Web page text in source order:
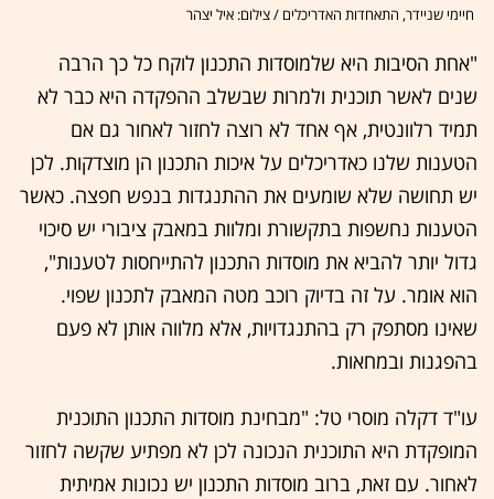
חיימי שניידר, התאחדות האדריכלים / צילום: איל יצהר
"אחת הסיבות היא שלמוסדות התכנון לוקח כל כך הרבה
שנים לאשר תוכנית ולמרות שבשלב ההפקדה היא כבר לא
תמיד רלוונטית, אף אחד לא רוצה לחזור לאחור גם אם
הטענות שלנו כאדריכלים על איכות התכנון הן מוצדקות. לכן
יש תחושה שלא שומעים את ההתנגדות בנפש חפצה. כאשר
הטענות נחשפות בתקשורת ומלוות במאבק ציבורי יש סיכוי
גדול יותר להביא את מוסדות התכנון להתייחסות לטענות",
הוא אומר. על זה בדיוק רוכב מטה המאבק לתכנון שפוי.
שאינו מסתפק רק בהתנגדויות, אלא מלווה אותן לא פעם
בהפגנות ובמחאות.
עו"ד דקלה מוסרי טל: "מבחינת מוסדות התכנון התוכנית
המופקדת היא התוכנית הנכונה לכן לא מפתיע שקשה לחזור
לאחור. עם זאת, ברוב מוסדות התכנון יש נכונות אמיתית